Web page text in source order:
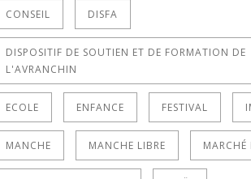
CONSEIL DISFA
DISPOSITIF DE SOUTIEN ET DE FORMATION DE
L'AVRANCHIN
ECOLE ENFANCE FESTIVAL
MANCHE MANCHE LIBRE MARCHÉ